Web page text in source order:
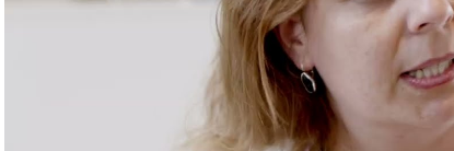
Reproduzir vídeo